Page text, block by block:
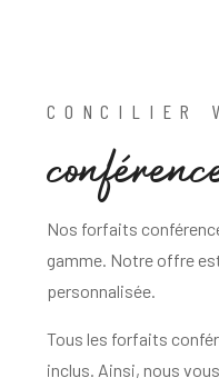
CONCILIER
conférenc
Nos forfaits
gamme. Notre offre
personnalisée.
Tous les forfaits
inclus. Ainsi, nous